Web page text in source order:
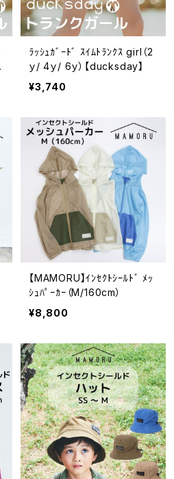
ﾗｯｼｭｶﾞｰﾄﾞ ｽｲﾑﾄﾗﾝｸｽ girl（2
ｙ/ 4ｙ/ 6ｙ）【ducksday】
¥3,740
【MAMORU】ｲﾝｾｸﾄｼｰﾙﾄﾞ ﾒｯ
ｼｭﾊﾟｰｶｰ（M/160cm）
¥8,800